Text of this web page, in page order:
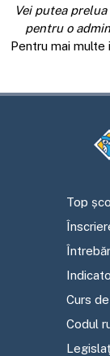
Vei putea
pentru o
Pentru mai
Top
Curs
Codul